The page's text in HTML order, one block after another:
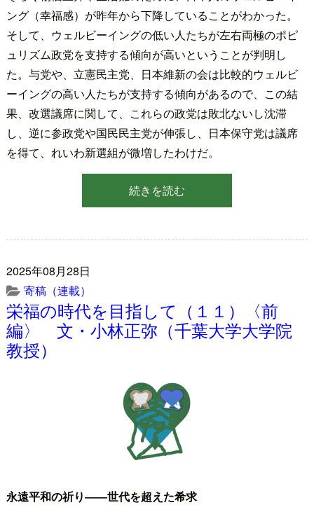
ング（幸福感）が昨年から下降していることがわかった。
そして、ウェルビーイングの低い人たちが左右両極のポピ
ュリズム政党を支持する傾向が高いということが判明し
た。与党や、立憲民主党、日本維新の会は比較的ウェルビ
ーイングの高い人たちが支持する傾向があるので、この結
果、改選議席に関して、これらの政党は敗北ないし沈滞
し、逆に参政党や国民民主党が伸張し、日本保守党は議席
を得て、れいわ新選組が微増したわけだ。
続きを読む
2025年08月28日
寄稿（連載）
栄福の時代を目指して（１１）〈前
編〉 文・小林正弥（千葉大学大学院
教授）
永遠平和の祈り――世代を超えた希求